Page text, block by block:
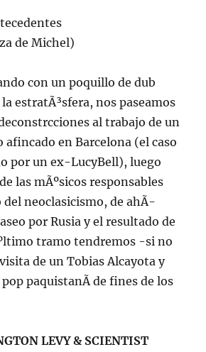
de Michel)
con un poquillo de dub
estratÃ³sfera, nos paseamos
al trabajo de un
afincado en Barcelona (el caso
por un ex-LucyBell), luego
las mÃºsicos responsables
neoclasicismo, de ahÃ­
por Rusia y el resultado de
tramo tendremos -si no
de un Tobias Alcayota y
paquistanÃ­ de fines de los
LEVY & SCIENTIST